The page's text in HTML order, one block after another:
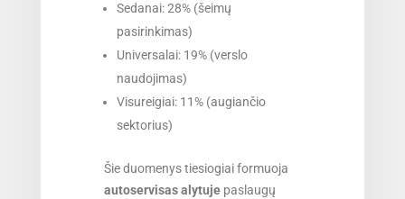
Sedanai: 28% (šeimų
pasirinkimas)
Universalai: 19% (verslo
naudojimas)
Visureigiai: 11% (augiančio
sektorius)
Šie duomenys tiesiogiai formuoja
autoservisas alytujepaslaugų